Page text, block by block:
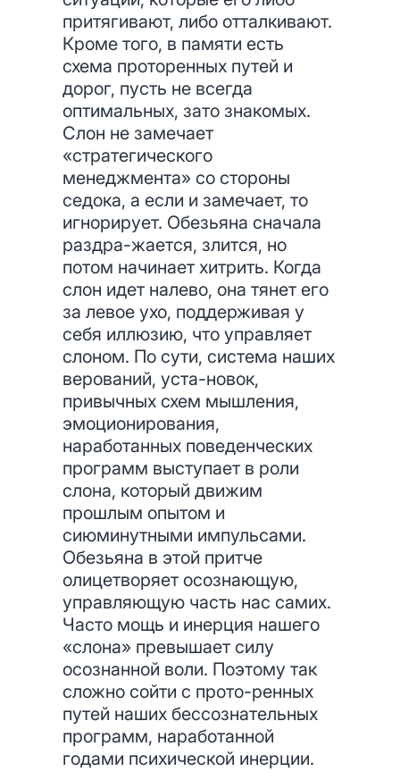
притягивают, либо отталкивают.
Кроме того, в памяти есть
схема проторенных путей и
дорог, пусть не всегда
оптимальных, зато знакомых.
Слон не замечает
«стратегического
менеджмента» со стороны
седока, а если и замечает, то
игнорирует. Обезьяна сначала
раздра-жается, злится, но
потом начинает хитрить. Когда
слон идет налево, она тянет его
за левое ухо, поддерживая у
себя иллюзию, что управляет
слоном. По сути, система наших
верований, уста-новок,
привычных схем мышления,
эмоционирования,
наработанных поведенческих
программ выступает в роли
слона, который движим
прошлым опытом и
сиюминутными импульсами.
Обезьяна в этой притче
олицетворяет осознающую,
управляющую часть нас самих.
Часто мощь и инерция нашего
«слона» превышает силу
осознанной воли. Поэтому так
сложно сойти с прото-ренных
путей наших бессознательных
программ, наработанной
годами психической инерции.